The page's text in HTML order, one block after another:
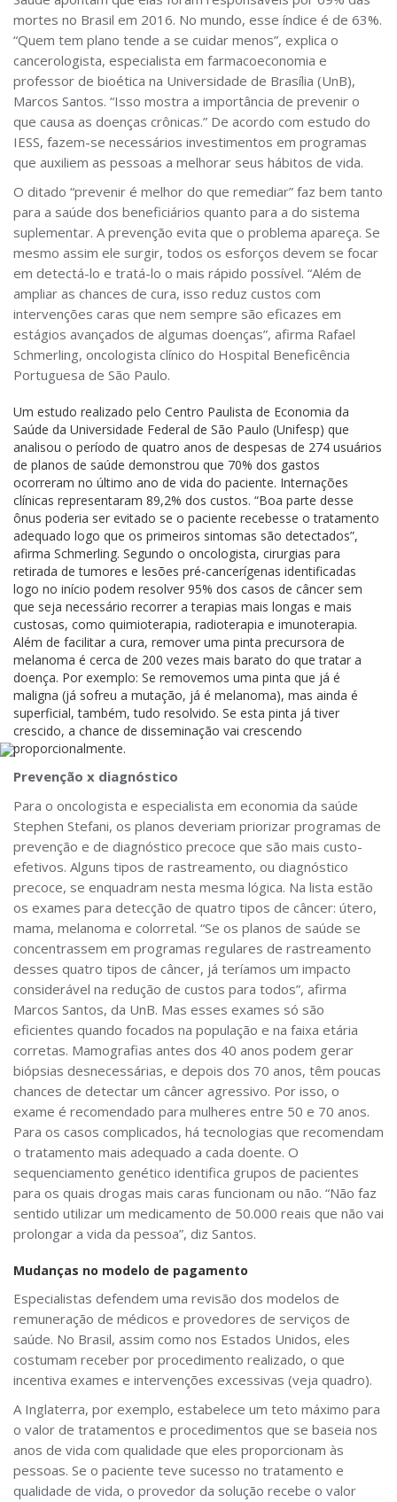
mortes no Brasil em 2016. No mundo, esse índice é de 63%.
“Quem tem plano tende a se cuidar menos”, explica o
cancerologista, especialista em farmacoeconomia e
professor de bioética na Universidade de Brasília (UnB),
Marcos Santos. “Isso mostra a importância de prevenir o
que causa as doenças crônicas.” De acordo com estudo do
IESS, fazem-se necessários investimentos em programas
que auxiliem as pessoas a melhorar seus hábitos de vida.
O ditado “prevenir é melhor do que remediar” faz bem tanto
para a saúde dos beneficiários quanto para a do sistema
suplementar. A prevenção evita que o problema apareça. Se
mesmo assim ele surgir, todos os esforços devem se focar
em detectá-lo e tratá-lo o mais rápido possível. “Além de
ampliar as chances de cura, isso reduz custos com
intervenções caras que nem sempre são eficazes em
estágios avançados de algumas doenças”, afirma Rafael
Schmerling, oncologista clínico do Hospital Beneficência
Portuguesa de São Paulo.
Um estudo realizado pelo Centro Paulista de Economia da
Saúde da Universidade Federal de São Paulo (Unifesp) que
analisou o período de quatro anos de despesas de 274 usuários
de planos de saúde demonstrou que 70% dos gastos
ocorreram no último ano de vida do paciente. Internações
clínicas representaram 89,2% dos custos. “Boa parte desse
ônus poderia ser evitado se o paciente recebesse o tratamento
adequado logo que os primeiros sintomas são detectados”,
afirma Schmerling. Segundo o oncologista, cirurgias para
retirada de tumores e lesões pré-cancerígenas identificadas
logo no início podem resolver 95% dos casos de câncer sem
que seja necessário recorrer a terapias mais longas e mais
custosas, como quimioterapia, radioterapia e imunoterapia.
Além de facilitar a cura, remover uma pinta precursora de
melanoma é cerca de 200 vezes mais barato do que tratar a
doença. Por exemplo: Se removemos uma pinta que já é
maligna (já sofreu a mutação, já é melanoma), mas ainda é
superficial, também, tudo resolvido. Se esta pinta já tiver
crescido, a chance de disseminação vai crescendo
proporcionalmente.
Prevenção x diagnóstico
Para o oncologista e especialista em economia da saúde
Stephen Stefani, os planos deveriam priorizar programas de
prevenção e de diagnóstico precoce que são mais custo-
efetivos. Alguns tipos de rastreamento, ou diagnóstico
precoce, se enquadram nesta mesma lógica. Na lista estão
os exames para detecção de quatro tipos de câncer: útero,
mama, melanoma e colorretal. “Se os planos de saúde se
concentrassem em programas regulares de rastreamento
desses quatro tipos de câncer, já teríamos um impacto
considerável na redução de custos para todos”, afirma
Marcos Santos, da UnB. Mas esses exames só são
eficientes quando focados na população e na faixa etária
corretas. Mamografias antes dos 40 anos podem gerar
biópsias desnecessárias, e depois dos 70 anos, têm poucas
chances de detectar um câncer agressivo. Por isso, o
exame é recomendado para mulheres entre 50 e 70 anos.
Para os casos complicados, há tecnologias que recomendam
o tratamento mais adequado a cada doente. O
sequenciamento genético identifica grupos de pacientes
para os quais drogas mais caras funcionam ou não. “Não faz
sentido utilizar um medicamento de 50.000 reais que não vai
prolongar a vida da pessoa”, diz Santos.
Mudanças no modelo de pagamento
Especialistas defendem uma revisão dos modelos de
remuneração de médicos e provedores de serviços de
saúde. No Brasil, assim como nos Estados Unidos, eles
costumam receber por procedimento realizado, o que
incentiva exames e intervenções excessivas (veja quadro).
A Inglaterra, por exemplo, estabelece um teto máximo para
o valor de tratamentos e procedimentos que se baseia nos
anos de vida com qualidade que eles proporcionam às
pessoas. Se o paciente teve sucesso no tratamento e
qualidade de vida, o provedor da solução recebe o valor